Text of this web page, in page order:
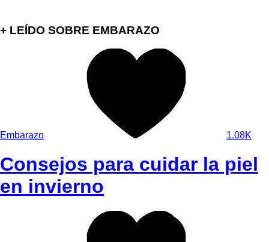
+ LEÍDO SOBRE EMBARAZO
Embarazo 1.08K
Consejos para cuidar la piel
en invierno